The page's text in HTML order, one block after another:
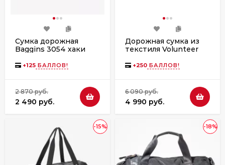
Сумка дорожная
Baggins 3054 хаки
+125 БАЛЛОВ!
2 870 руб.
2 490 руб.
Дорожная сумка из
текстиля Volunteer
+250 БАЛЛОВ!
6 090 руб.
4 990 руб.
-15% -18%